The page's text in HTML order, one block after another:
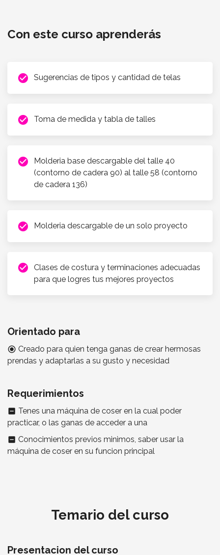
Con este curso aprenderás
check_circle Sugerencias de tipos y cantidad de telas
check_circle Toma de medida y tabla de talles
check_circle
Molderia base descargable del talle 40
(contorno de cadera 90) al talle 58 (contorno
de cadera 136)
check_circle Molderia descargable de un solo proyecto
check_circle
Clases de costura y terminaciones adecuadas
para que logres tus mejores proyectos
Orientado para
radio_button_checked Creado para quien tenga ganas de crear hermosas
prendas y adaptarlas a su gusto y necesidad
Requerimientos
indeterminate_check_box Tenes una máquina de coser en la cual poder
practicar, o las ganas de acceder a una
indeterminate_check_box Conocimientos previos minimos, saber usar la
máquina de coser en su funcion principal
Temario del curso
Presentacion del curso